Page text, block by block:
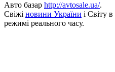
Авто базар http://avtosale.ua/.
Свіжі новини України і Світу в
режимі реального часу.